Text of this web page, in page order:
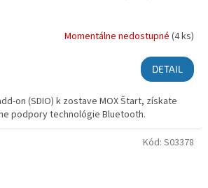
Momentálne nedostupné (4 ks)
DETAIL
on (SDIO) k zostave MOX Štart, získate
podpory technológie Bluetooth.
Kód: S03378